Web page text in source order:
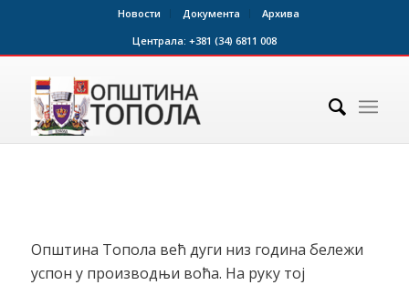
Новости Документа
Архива
Централа: +381 (34) 6811 008
Општина Топола већ дуги низ година бележи
успон у производњи воћа. На руку тој